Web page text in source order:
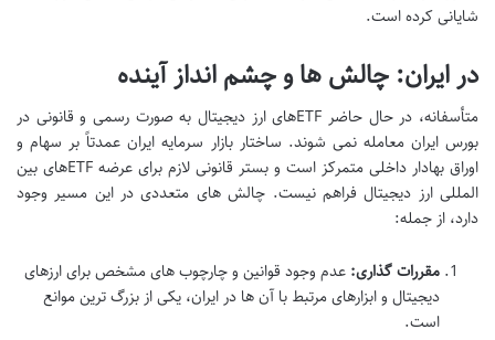
شایانی کرده است.
در ایران: چالش ها و چشم انداز آینده
متأسفانه، در حال حاضر ETFهای ارز دیجیتال به صورت رسمی و قانونی در
بورس ایران معامله نمی شوند. ساختار بازار سرمایه ایران عمدتاً بر سهام و
اوراق بهادار داخلی متمرکز است و بستر قانونی لازم برای عرضه ETFهای بین
المللی ارز دیجیتال فراهم نیست. چالش های متعددی در این مسیر وجود
دارد، از جمله:
مقررات گذاری: عدم وجود قوانین و چارچوب های مشخص برای ارزهای
دیجیتال و ابزارهای مرتبط با آن ها در ایران، یکی از بزرگ ترین موانع
است.